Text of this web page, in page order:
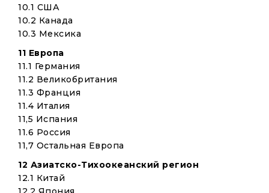
10.1 США
10.2 Канада
10.3 Мексика
11 Европа
11.1 Германия
11.2 Великобритания
11.3 Франция
11.4 Италия
11,5 Испания
11.6 Россия
11,7 Остальная Европа
12 Азиатско-Тихоокеанский регион
12.1 Китай